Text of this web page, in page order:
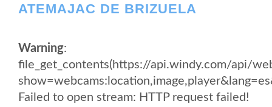
ATEMAJAC DE BRIZUELA
Warning:
file_get_contents(https://api.windy.com/api/
Failed to open stream: HTTP request failed!